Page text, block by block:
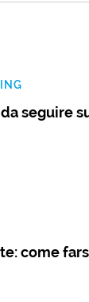
seguire
come